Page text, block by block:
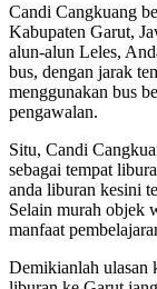
Candi Cangkuang
Kabupaten Garut,
alun-alun Leles,
bus, dengan jarak
menggunakan bus
pengawalan.
Situ, Candi
sebagai tempat
anda liburan kesini
Selain murah objek
manfaat
Demikianlah ulasan